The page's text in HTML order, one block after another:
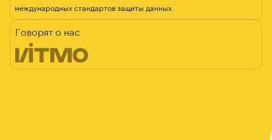
международных стандартов защиты данных.
Говорят о нас